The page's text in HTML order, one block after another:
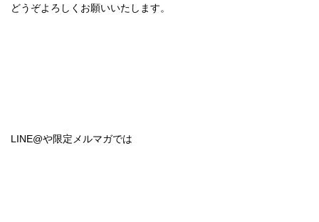
どうぞよろしくお願いいたします。
LINE@や限定メルマガでは